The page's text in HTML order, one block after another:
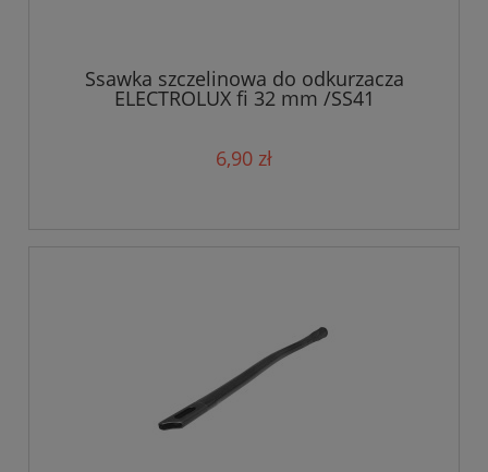
Ssawka szczelinowa do odkurzacza
ELECTROLUX fi 32 mm /SS41
6,90 zł